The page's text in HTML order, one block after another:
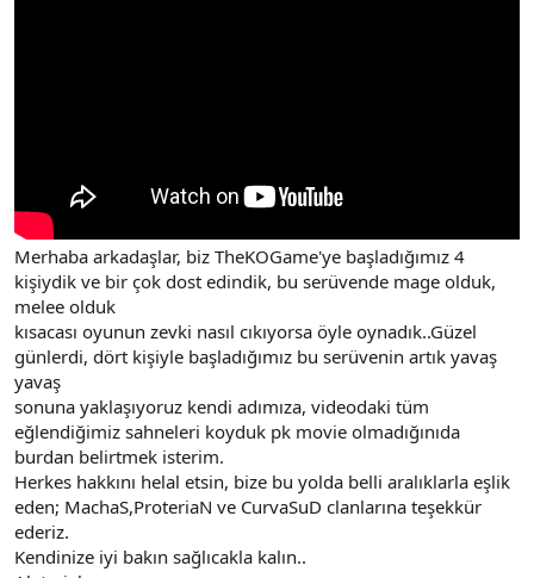
Merhaba arkadaşlar, biz TheKOGame'ye başladığımız 4
kişiydik ve bir çok dost edindik, bu serüvende mage olduk,
melee olduk
kısacası oyunun zevki nasıl cıkıyorsa öyle oynadık..Güzel
günlerdi, dört kişiyle başladığımız bu serüvenin artık yavaş
yavaş
sonuna yaklaşıyoruz kendi adımıza, videodaki tüm
eğlendiğimiz sahneleri koyduk pk movie olmadığınıda
burdan belirtmek isterim.
Herkes hakkını helal etsin, bize bu yolda belli aralıklarla eşlik
eden; MachaS,ProteriaN ve CurvaSuD clanlarına teşekkür
ederiz.
Kendinize iyi bakın sağlıcakla kalın..